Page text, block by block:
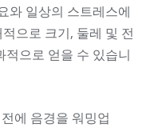
와 일상의 스트레스에
으로 크기, 둘레 및 전
적으로 얻을 수 있습니
에 음경을 워밍업